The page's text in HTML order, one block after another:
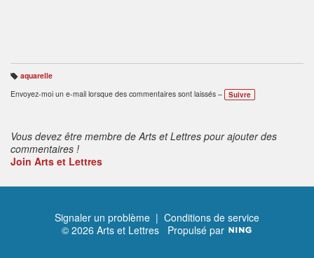
B
ali
s
aquarelle
Envoyez-moi un e-mail lorsque des commentaires sont laissés –
Suivre
Vous devez être membre de Arts et Lettres pour ajouter des
commentaires !
Join Arts et Lettres
Signaler un problème | Conditions de service
© 2026 Arts et Lettres Propulsé par